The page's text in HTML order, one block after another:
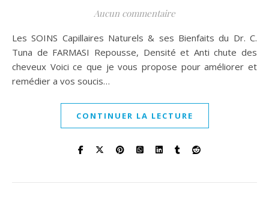
Aucun commentaire
Les SOINS Capillaires Naturels & ses Bienfaits du Dr. C.
Tuna de FARMASI Repousse, Densité et Anti chute des
cheveux Voici ce que je vous propose pour améliorer et
remédier a vos soucis…
CONTINUER LA LECTURE